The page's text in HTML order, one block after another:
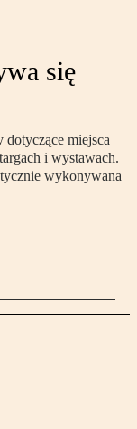
się
miejsca
i wystawach.
wykonywana